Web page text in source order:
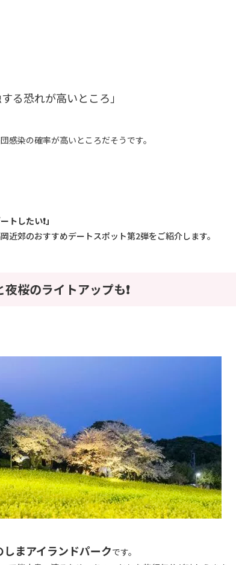
る恐れが高いところ」
感染の確率が高いところだそうです。
トしたい❗️」
近郊のおすすめデートスポット第2弾をご紹介します。
桜のライトアップも❗️
しまアイランドパークです。